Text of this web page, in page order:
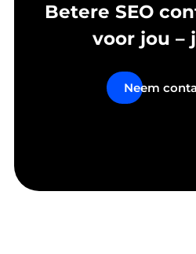
Betere SEO
voor jou –
Neem